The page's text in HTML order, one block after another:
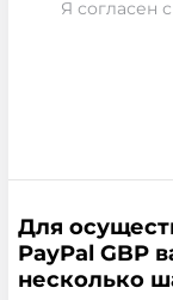
Я согласен с
Для
PayPal GBP
несколько